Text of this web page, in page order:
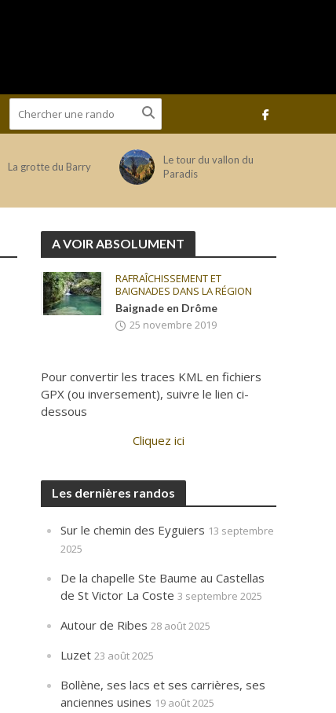
La grotte du Barry
Le tour du vallon du
Paradis
A VOIR ABSOLUMENT
RAFRAÎCHISSEMENT ET
BAIGNADES DANS LA RÉGION
Baignade en Drôme
25 novembre 2019
Pour convertir les traces KML en fichiers
GPX (ou inversement), suivre le lien ci-
dessous
Cliquez ici
Les dernières randos
Sur le chemin des Eyguiers 13 septembre
2025
De la chapelle Ste Baume au Castellas
de St Victor La Coste 3 septembre 2025
Autour de Ribes 28 août 2025
Luzet 23 août 2025
Bollène, ses lacs et ses carrières, ses
anciennes usines 19 août 2025